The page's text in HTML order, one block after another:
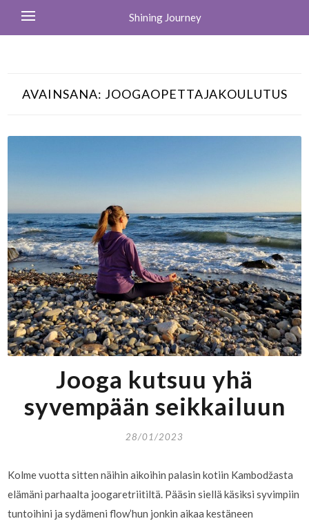
Shining Journey
AVAINSANA: JOOGAOPETTAJAKOULUTUS
Jooga kutsuu yhä
syvempään seikkailuun
28/01/2023
Kolme vuotta sitten näihin aikoihin palasin kotiin Kambodžasta
elämäni parhaalta joogaretriitiltä. Pääsin siellä käsiksi syvimpiin
tuntoihini ja sydämeni flow’hun jonkin aikaa kestäneen